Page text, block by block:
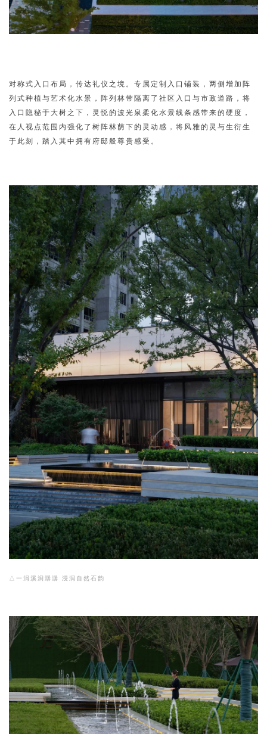
对称式入口布局，传达礼仪之境。专属定制入口铺装，两侧增加阵
列式种植与艺术化水景，阵列林带隔离了社区入口与市政道路，将
入口隐秘于大树之下，灵悦的波光泉柔化水景线条感带来的硬度，
在人视点范围内强化了树阵林荫下的灵动感，将风雅的灵与生衍生
于此刻，踏入其中拥有府邸般尊贵感受。
△一涓溪涧潺潺 浸润自然石韵